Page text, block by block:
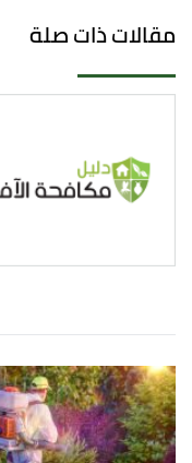
↑"ابيار المملكة
20/2/2023. بتصرّف.
"شركة مكافحة
اطّلع عليه بتاريخ 20/2/2023. بتصرّف.
مقالات ذات صلة